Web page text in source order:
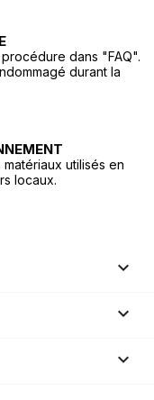
dans "FAQ".
durant la
utilisés en
locaux.


keyboard_arrow_down